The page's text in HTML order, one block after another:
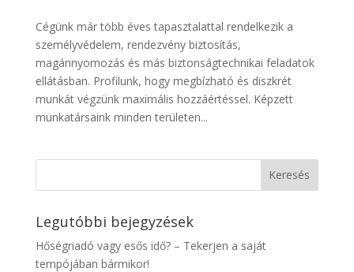
Cégünk már több éves tapasztalattal rendelkezik a
személyvédelem, rendezvény biztosítás,
magánnyomozás és más biztonságtechnikai feladatok
ellátásban. Profilunk, hogy megbízható és diszkrét
munkát végzünk maximális hozzáértéssel. Képzett
munkatársaink minden területen...
Legutóbbi bejegyzések
Hőségriadó vagy esős idő? – Tekerjen a saját
tempójában bármikor!